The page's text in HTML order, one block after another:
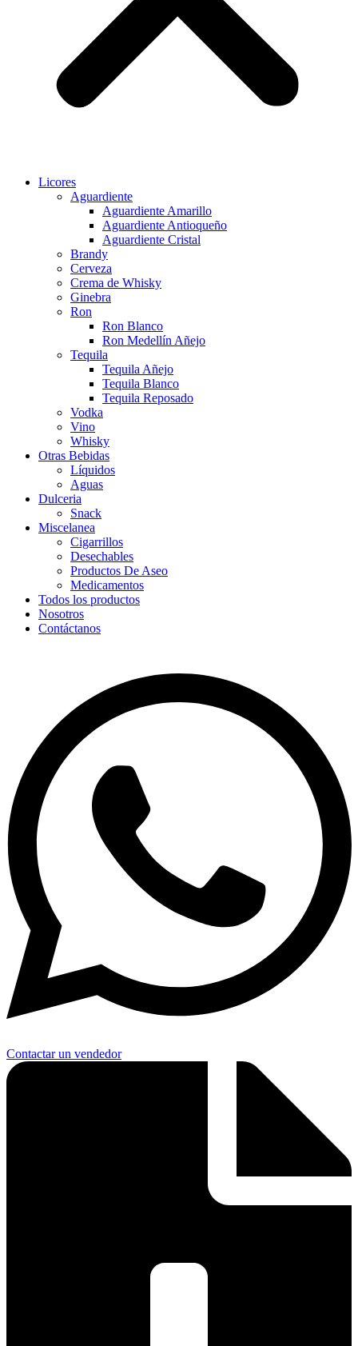
Licores
Aguardiente
Aguardiente Amarillo
Aguardiente Antioqueño
Aguardiente Cristal
Brandy
Cerveza
Crema de Whisky
Ginebra
Ron
Ron Blanco
Ron Medellín Añejo
Tequila
Tequila Añejo
Tequila Blanco
Tequila Reposado
Vodka
Vino
Whisky
Otras Bebidas
Líquidos
Aguas
Dulceria
Snack
Miscelanea
Cigarrillos
Desechables
Productos De Aseo
Medicamentos
Todos los productos
Nosotros
Contáctanos
Contactar un vendedor